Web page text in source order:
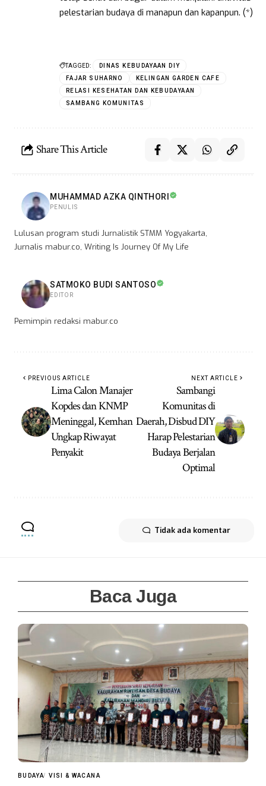
pelestarian budaya di manapun dan kapanpun. (*)
TAGGED:
DINAS KEBUDAYAAN DIY
FAJAR SUHARNO
KELINGAN GARDEN CAFE
RELASI KESEHATAN DAN KEBUDAYAAN
SAMBANG KOMUNITAS
Share This Article
MUHAMMAD AZKA QINTHORI
PENULIS
Lulusan program studi Jurnalistik STMM Yogyakarta,
Jurnalis mabur.co, Writing Is Journey Of My Life
SATMOKO BUDI SANTOSO
EDITOR
Pemimpin redaksi mabur.co
PREVIOUS ARTICLE
Lima Calon Manajer
Kopdes dan KNMP
Meninggal, Kemhan
Ungkap Riwayat
Penyakit
NEXT ARTICLE
Sambangi
Komunitas di
Daerah, Disbud DIY
Harap Pelestarian
Budaya Berjalan
Optimal
Tidak ada komentar
Baca Juga
BUDAYA VISI & WACANA